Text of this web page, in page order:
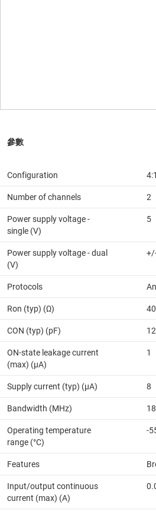
Configuration 4:1
Number of channels 2
Power supply voltage -
single (V)
5
Power supply voltage - dual
(V)
Protocols
Ron (typ) (Ω) 40
CON (typ) (pF) 12
ON-state leakage current
(max) (µA)
1
Supply current (typ) (µA) 8
Bandwidth (MHz)
Operating temperature
range (°C)
-
Features
Input/output continuous
current (max) (A)